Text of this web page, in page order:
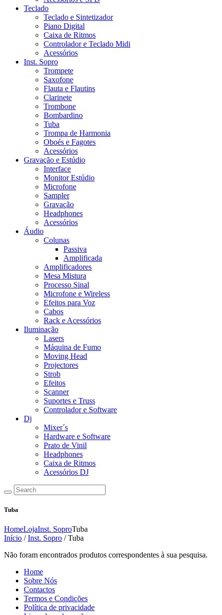
Teclado
Teclado e Sintetizador
Piano Digital
Caixa de Ritmos
Controlador e Teclado Midi
Acessórios
Inst. Sopro
Trompete
Saxofone
Flauta e Flautins
Clarinete
Trombone
Bombardino
Tuba
Trompa de Harmonia
Oboés e Fagotes
Acessórios
Gravação e Estúdio
Interface
Monitor Estúdio
Microfone
Sampler
Gravação
Headphones
Acessórios
Áudio
Colunas
Passiva
Amplificada
Amplificadores
Mesa Mistura
Processo Sinal
Microfone e Wireless
Efeitos para Voz
Cabos
Rack e Acessórios
Iluminação
Lasers
Máquina de Fumo
Moving Head
Projectores
Strob
Efeitos
Scanner
Suportes e Truss
Controlador e Software
Dj
Mixer´s
Hardware e Software
Prato de Vinil
Headphones
Caixa de Ritmos
Acessórios DJ
Tuba
HomeLojaInst. SoproTuba
Início /Inst. Sopro / Tuba
Não foram encontrados produtos correspondentes à sua pesquisa.
Home
Sobre Nós
Contactos
Termos e Condições
Política de privacidade